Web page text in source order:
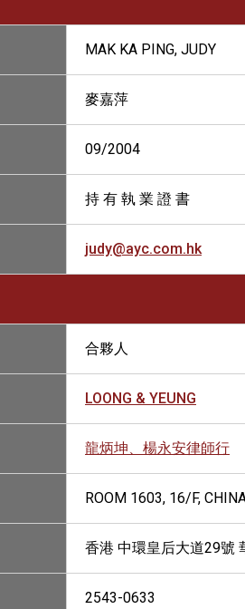
MAK KA PING, JUDY
麥嘉萍
09/2004
持 有 執 業 證 書
judy@ayc.com.hk
合夥人
LOONG & YEUNG
龍炳坤、楊永安律師行
ROOM 1603, 16/F,
香港 中環皇后大道29號
2543-0633